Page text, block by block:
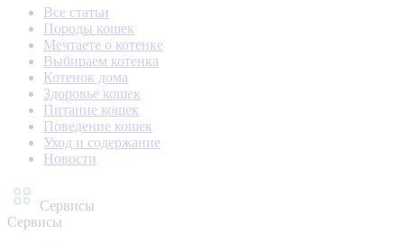
Все статьи
Породы кошек
Мечтаете о котенке
Выбираем котенка
Котенок дома
Здоровье кошек
Питание кошек
Поведение кошек
Уход и содержание
Новости
Сервисы
Сервисы